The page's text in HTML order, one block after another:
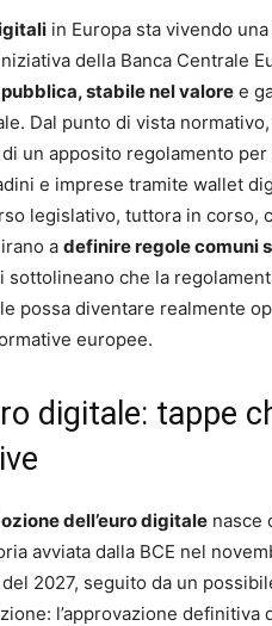
in Europa sta vivendo
della Banca Centrale
stabile nel valore e
Dal punto di vista
un apposito regolamento
e imprese tramite wallet
legislativo, tuttora in corso,
a definire regole comuni
sottolineano che la
possa diventare realmente
europee.
digitale: tappe
dell’euro digitale nasce
avviata dalla BCE nel
2027, seguito da un
l’approvazione